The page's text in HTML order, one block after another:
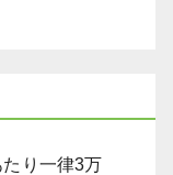
たり一律3万